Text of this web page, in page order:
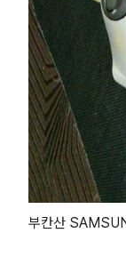
부칸산